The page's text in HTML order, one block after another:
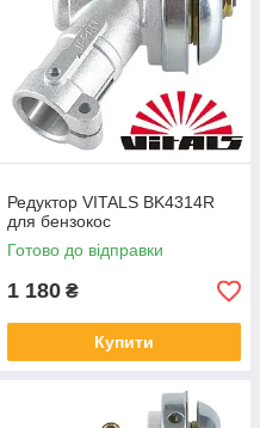
Редуктор VITALS BK4314R
для бензокос
Готово до відправки
1 180 ₴
Купити